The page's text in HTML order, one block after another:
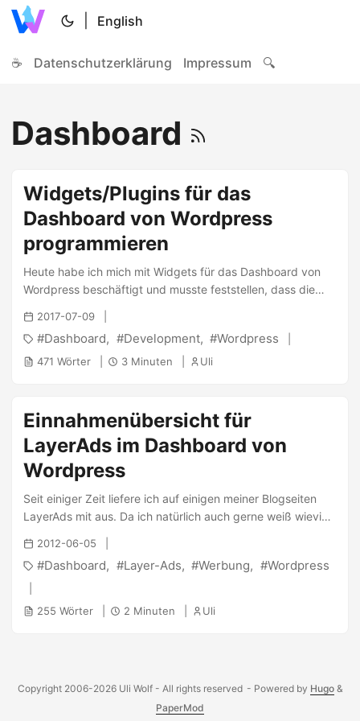
English
☕ Datenschutzerklärung Impressum 🔍
Dashboard
Widgets/Plugins für das
Dashboard von Wordpress
programmieren
Heute habe ich mich mit Widgets für das Dashboard von
Wordpress beschäftigt und musste feststellen, dass die
Doku dazu mehr als dürftig ist mittlerweile einigermaßen
gut ist: Codex Dashboard API . Damit nicht noch mehr
Leute unwissend sterben, habe ich mich entschlossen ein
kurzes Tutorial zu schreiben… ...
2017-07-09
Dashboard Development Wordpress
471 Wörter 3 Minuten Uli
Einnahmenübersicht für
LayerAds im Dashboard von
Wordpress
Seit einiger Zeit liefere ich auf einigen meiner Blogseiten
LayerAds mit aus. Da ich natürlich auch gerne weiß wieviel
ich verdiene, muss ich mich jedes Mal für eine Übersicht bei
LayerAds einloggen, was ich als nervig empfinde.
Praktischer wäre es ja, wenn man eine grobe Übersicht im
Dashboard von Wordpress integrieren könnte. Natürlich
hats mich heute direkt gereizt und ich konnte nicht umhin,
2012-06-05
Dashboard Layer-Ads Werbung Wordpress
255 Wörter 2 Minuten Uli
Copyright 2006-2026 Uli Wolf - All rights reserved - Powered by Hugo &
PaperMod